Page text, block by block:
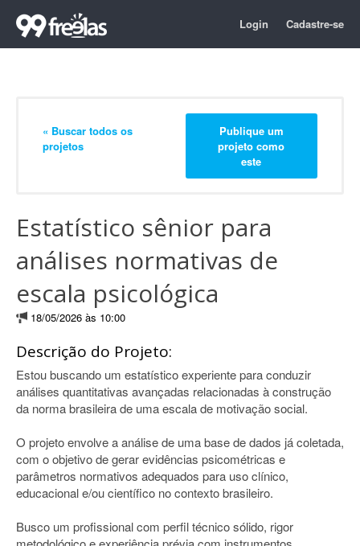
Login Cadastre-se
« Buscar todos os
projetos
Publique um
projeto como
este
Estatístico sênior para
análises normativas de
escala psicológica
18/05/2026 às 10:00
Descrição do Projeto:
Estou buscando um estatístico experiente para conduzir
análises quantitativas avançadas relacionadas à construção
da norma brasileira de uma escala de motivação social.
O projeto envolve a análise de uma base de dados já coletada,
com o objetivo de gerar evidências psicométricas e
parâmetros normativos adequados para uso clínico,
educacional e/ou científico no contexto brasileiro.
Busco um profissional com perfil técnico sólido, rigor